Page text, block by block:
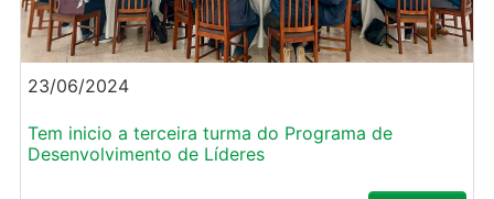
23/06/2024
Tem inicio a terceira turma do Programa de
Desenvolvimento de Líderes